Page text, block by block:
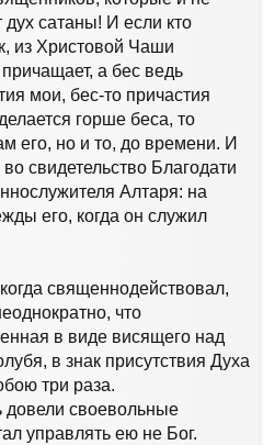
дух сатаны! И если кто
из Христовой Чаши
а бес ведь
мои, бес-то причастия
горше беса, то
его, но и то, до времени. И
свидетельство Благодати
Алтаря: на
его, когда он служил
священнодействовал,
что
в виде висящего над
в знак присутствия Духа
три раза.
довели своевольные
управлять ею не Бог.